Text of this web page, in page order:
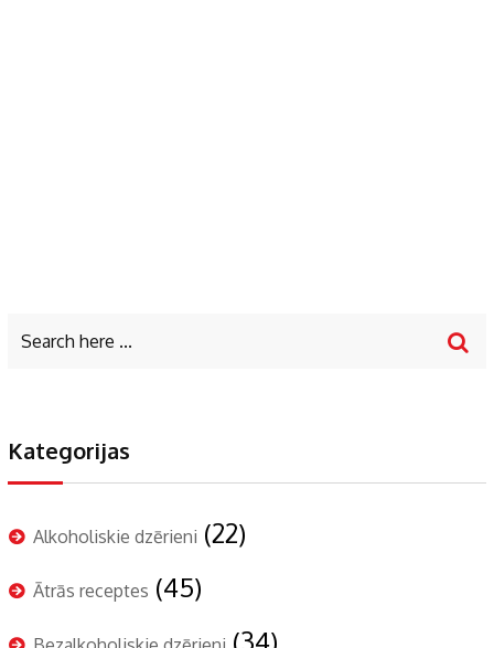
Kategorijas
Alkoholiskie dzērieni (22)
Ātrās receptes (45)